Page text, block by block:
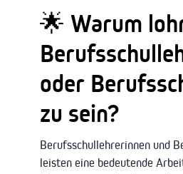
🌟 Warum
oder
zu sein?
Berufsschullehrerinnen und
leisten eine bedeutende